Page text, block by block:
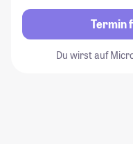
Termin
Du wirst auf